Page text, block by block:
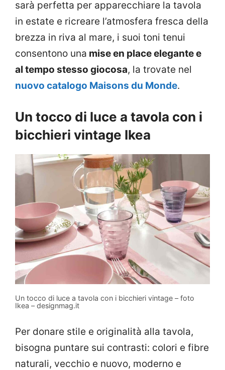
sarà perfetta per apparecchiare la tavola
in estate e ricreare l’atmosfera fresca della
brezza in riva al mare, i suoi toni tenui
consentono una mise en place elegante e
al tempo stesso giocosa, la trovate nel
nuovo catalogo Maisons du Monde.
Un tocco di luce a tavola con i
bicchieri vintage Ikea
Un tocco di luce a tavola con i bicchieri vintage – foto
Ikea – designmag.it
Per donare stile e originalità alla tavola,
bisogna puntare sui contrasti: colori e fibre
naturali, vecchio e nuovo, moderno e